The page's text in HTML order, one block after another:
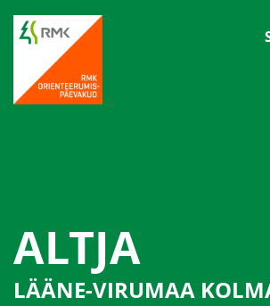
ALTJA
LÄÄNE-VIRUMAA